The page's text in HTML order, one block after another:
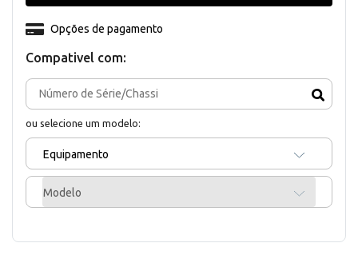
Compativel com:
ou selecione um modelo:
Equipamento
Modelo
Opções de pagamento